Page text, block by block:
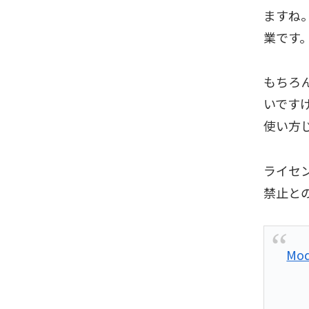
ますね
業です
もちろ
いです
使い方
ライセ
禁止と